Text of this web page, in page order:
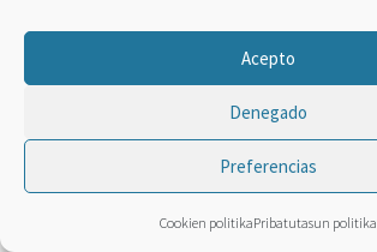
Acepto
Denegado
Preferencias
Cookien politikaPribatutasun politika